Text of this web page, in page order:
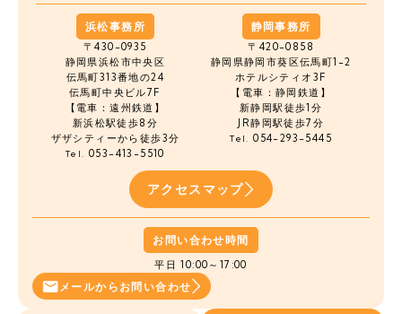
浜松事務所
〒430-0935
静岡県浜松市中央区
伝馬町313番地の24
伝馬町中央ビル7F
【電車：遠州鉄道】
新浜松駅徒歩8分
ザザシティーから徒歩3分
Tel. 053-413-5510
静岡事務所
〒420-0858
静岡県静岡市葵区伝馬町1-2
ホテルシティオ3F
【電車：静岡鉄道】
新静岡駅徒歩1分
JR静岡駅徒歩7分
Tel. 054-293-5445
アクセスマップ
お問い合わせ時間
平日 10:00～17:00
メールから お問い合わせ